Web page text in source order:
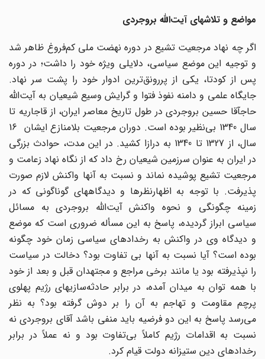
مواضع و تلاشهای آیت‌الله بروجردی
اگر چه نهاد مرجعیت تشیع در دوره نهضت ملی کم‌فروغ ظاهر شد
و توجیه این موضع سیاسی، دلایلی ویژه خود را داشت؛ در دوره
پس از کودتا، یکی از پررونق‌ترین ادوار خود را پشت سر نهاد.
جایگاه علمی و دامنه نفوذ فتوا و گرایش وسیع شیعیان به آیت‌الله
حاج‎آقا حسین بروجردی در طول تاریخ معاصر ایران، از قاجاریه تا
سال 1340 بی‌نظیر بوده است. دوران مرجعیت بلامنازع ایشان 16
سال، از 1327 تا 1340 به درازا کشید. در این مدت، حوادث بزرگی
در ایران به عنوان سرزمین شیعیان رخ داد که از نگاه نهاد زعامت و
مرجعیت تشیع پوشیده نماند و نسبت به آنها واکنش لازم صورت
پذیرفت. با توجه به اظهارنظرها و دیدگاههای گوناگونی که در
زمینه چگونگی و نحوه واکنش آیت‌الله بروجردی به مسائل
سیاسی ابراز گردیده، پاسخ به این مسأله ضروری است که موضع
و دیدگاه وی در واکنش به رخدادهای سیاسی زمان خود چگونه
بوده است؟ آیا نسبت به آنها بی تفاوت بود؟ دخالت در سیاست
را نپذیرفته بود یا مانند برخی مراجع و مجتهدان قبل و بعد از خود
با همه توان به میدان آمده، در برابر حادثه‌سازیهای رژیم پهلوی
پرچم مقاومت و تهاجم به آن را بر دوش گرفته بود؟ به نظر
می‌رسد پاسخ به این دو فرضیه باید منفی باشد آقای بروجردی نه
نسبت به اقداما‌ت رژیم کاملاً بی‌تفاوت بود و نه عملاً در برابر
رخدادهای دین ستیزانه دولت قیام کرد.